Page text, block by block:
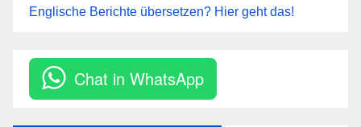
Englische Berichte übersetzen? Hier geht das!
Chat in WhatsApp